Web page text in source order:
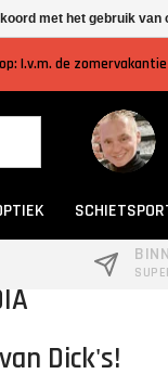
I.v.m. de
Dick's!
met het gebruik